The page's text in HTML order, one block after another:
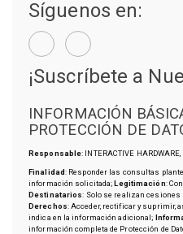
Síguenos en:
¡Suscríbete a
INFORMACIÓN
PROTECCIÓN DE
Responsable: INTERACTIVE HARDWARE,
Finalidad: Responder las consultas
información solicitada;Legitimación:
Destinatarios: Solo se realizan
Derechos: Acceder, rectificar y suprimir,
indica en la información adicional;
información completa de Protección de